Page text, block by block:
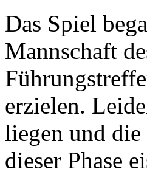
Das Spiel
Mannschaft
erzielen.
liegen und
dieser Phase